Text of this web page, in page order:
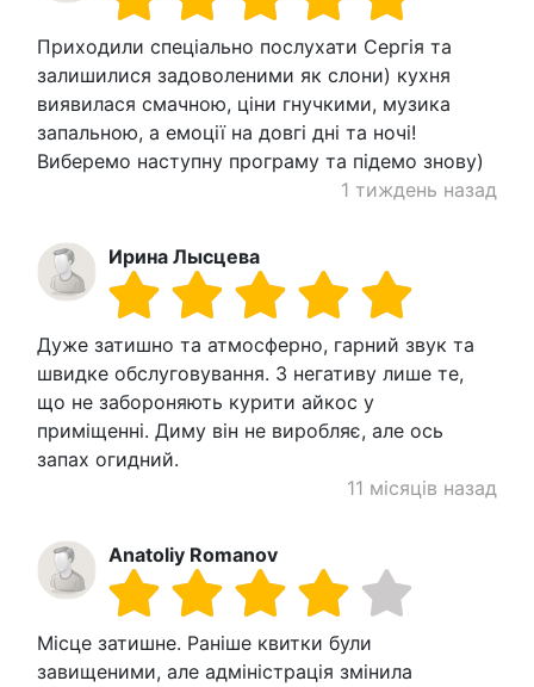
Приходили спеціально послухати Сергія та
залишилися задоволеними як слони) кухня
виявилася смачною, ціни гнучкими, музика
запальною, а емоції на довгі дні та ночі!
Виберемо наступну програму та підемо знову)
1 тиждень назад
Ирина Лысцева
Дуже затишно та атмосферно, гарний звук та
швидке обслуговування. З негативу лише те,
що не забороняють курити айкос у
приміщенні. Диму він не виробляє, але ось
запах огидний.
11 місяців назад
Anatoliy Romanov
Місце затишне. Раніше квитки були
завищеними, але адміністрація змінила